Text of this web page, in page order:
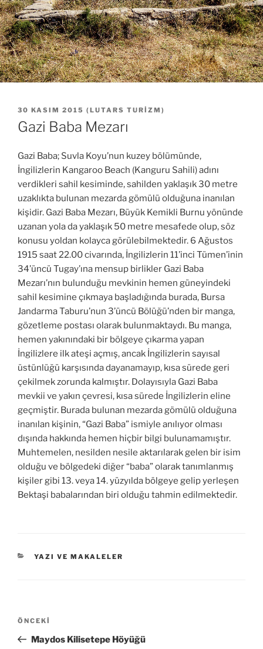
YAYIM
TARIHI
30 KASIM 2015 ( LUTARS TURIZM )
Gazi Baba Mezarı
Gazi Baba; Suvla Koyu’nun kuzey bölümünde,
İngilizlerin Kangaroo Beach (Kanguru Sahili) adını
verdikleri sahil kesiminde, sahilden yaklaşık 30 metre
uzaklıkta bulunan mezarda gömülü olduğuna inanılan
kişidir. Gazi Baba Mezarı, Büyük Kemikli Burnu yönünde
uzanan yola da yaklaşık 50 metre mesafede olup, söz
konusu yoldan kolayca görülebilmektedir. 6 Ağustos
1915 saat 22.00 civarında, İngilizlerin 11’inci Tümen’inin
34’üncü Tugay’ına mensup birlikler Gazi Baba
Mezarı’nın bulunduğu mevkinin hemen güneyindeki
sahil kesimine çıkmaya başladığında burada, Bursa
Jandarma Taburu’nun 3’üncü Bölüğü’nden bir manga,
gözetleme postası olarak bulunmaktaydı. Bu manga,
hemen yakınındaki bir bölgeye çıkarma yapan
İngilizlere ilk ateşi açmış, ancak İngilizlerin sayısal
üstünlüğü karşısında dayanamayıp, kısa sürede geri
çekilmek zorunda kalmıştır. Dolayısıyla Gazi Baba
mevkii ve yakın çevresi, kısa sürede İngilizlerin eline
geçmiştir. Burada bulunan mezarda gömülü olduğuna
inanılan kişinin, “Gazi Baba” ismiyle anılıyor olması
dışında hakkında hemen hiçbir bilgi bulunamamıştır.
Muhtemelen, nesilden nesile aktarılarak gelen bir isim
olduğu ve bölgedeki diğer “baba” olarak tanımlanmış
kişiler gibi 13. veya 14. yüzyılda bölgeye gelip yerleşen
Bektaşi babalarından biri olduğu tahmin edilmektedir.
KATEGORILER
YAZI VE MAKALELER
Yazı
Önceki
Yazı
ÖNCEKI
Maydos Kilisetepe Höyüğü